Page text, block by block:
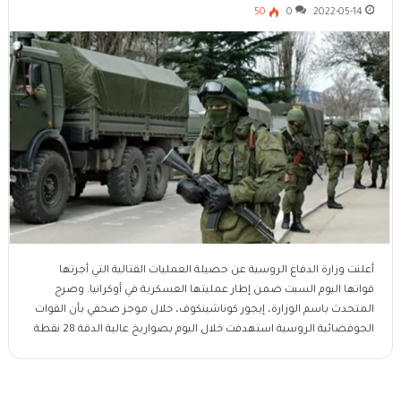
2022-05-14
0
50
أعلنت وزارة الدفاع الروسية عن حصيلة العمليات القتالية التي أجرتها
قواتها اليوم السبت ضمن إطار عمليتها العسكرية في أوكرانيا. وصرح
المتحدث باسم الوزارة، إيجور كوناشينكوف، خلال موجز صحفي بأن القوات
الجوفضائية الروسية استهدفت خلال اليوم بصواريخ عالية الدقة 28 نقطة